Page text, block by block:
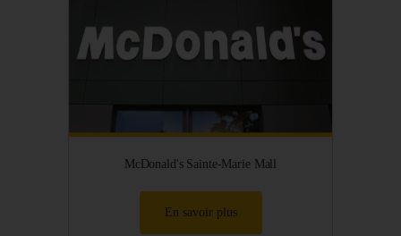
McDonald's Sainte-Marie Mall
En savoir plus